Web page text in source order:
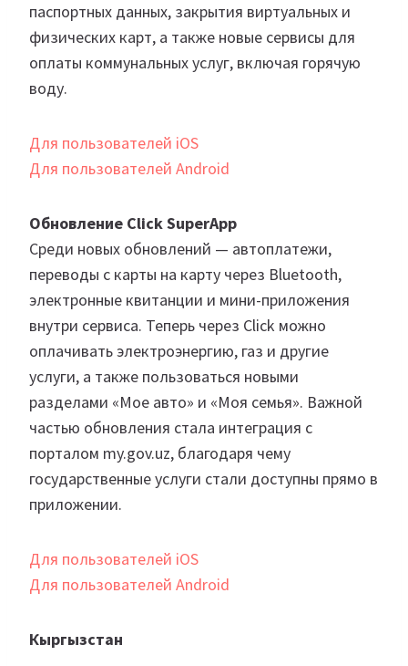
паспортных данных, закрытия виртуальных и
физических карт, а также новые сервисы для
оплаты коммунальных услуг, включая горячую
воду.
Для пользователей iOS
Для пользователей Android
Обновление Click SuperApp
Среди новых обновлений — автоплатежи,
переводы с карты на карту через Bluetooth,
электронные квитанции и мини-приложения
внутри сервиса. Теперь через Click можно
оплачивать электроэнергию, газ и другие
услуги, а также пользоваться новыми
разделами «Мое авто» и «Моя семья». Важной
частью обновления стала интеграция с
порталом my.gov.uz, благодаря чему
государственные услуги стали доступны прямо в
приложении.
Для пользователей iOS
Для пользователей Android
Кыргызстан